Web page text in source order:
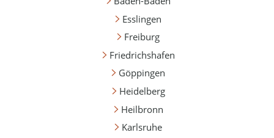
Esslingen
Freiburg
Friedrichshafen
Göppingen
Heidelberg
Heilbronn
Karlsruhe